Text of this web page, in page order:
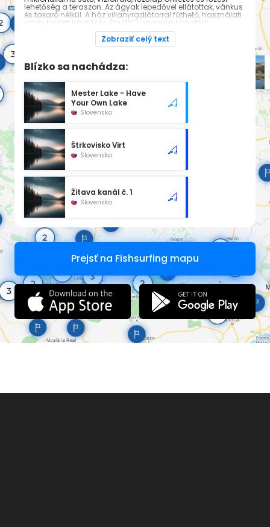
lehetőség a teraszon. Az ágyak lepedővel ellátottak, vánkus
és takaró nélkül. A ház villanyradiátorral fűthető, használati
víz és toalett lehetőség (fa WC) az épület közvetlen
közelében. Zuhanyzónk meleg vízzel a bejárati főépületnél
Zobraziť celý text
Blízko sa nachádza:
Mester Lake - Have
Your Own Lake
Slovensko
Štrkovisko Virt
Slovensko
Žitava kanál č. 1
Slovensko
Prejsť na Fishsurfing mapu